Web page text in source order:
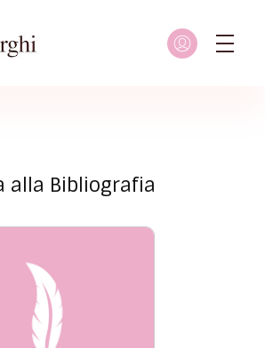
alla Bibliografia